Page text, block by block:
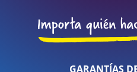
GARANTÍAS